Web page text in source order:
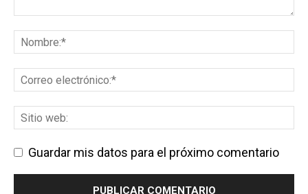
Guardar mis datos para el próximo comentario